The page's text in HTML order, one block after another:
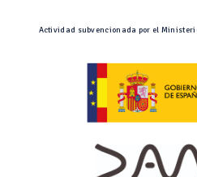
Actividad subvencionada por el